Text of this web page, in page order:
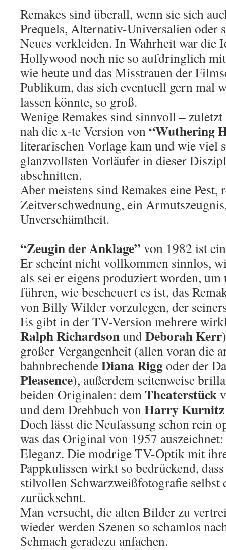
Remakes sind überall, wenn sie sich
Prequels, Alternativ-Universalien oder
Neues verkleiden. In Wahrheit war die
Hollywood noch nie so aufdringlich
wie heute und das Misstrauen der
Publikum, das sich eventuell gern mal
lassen könnte, so groß.
Wenige Remakes sind sinnvoll –
nah die x-te Version von“Wuthering
literarischen Vorlage kam und wie viel
glanzvollsten Vorläufer in dieser
abschnitten.
Aber meistens sind Remakes eine Pest,
Zeitverschwednung, ein
Unverschämtheit.
“Zeugin der Anklage” von 1982 ist
Er scheint nicht vollkommen sinnlos,
als sei er eigens produziert worden,
führen, wie bescheuert es ist, das
von Billy Wilder vorzulegen, der
Es gibt in der TV-Version mehrere
Ralph RichardsonundDeborah Kerr
großer Vergangenheit (allen voran die
bahnbrechendeDiana Riggoder der
Pleasence), außerdem seitenweise
beiden Originalen: demTheaterstück
und dem Drehbuch vonHarry
Doch lässt die Neufassung schon rein
was das Original von 1957
Eleganz. Die modrige TV-Optik mit
Pappkulissen wirkt so bedrückend,
stilvollen Schwarzweißfotografie selbst
zurücksehnt.
Man versucht, die alten Bilder zu
wieder werden Szenen so schamlos
Schmach geradezu anfachen.